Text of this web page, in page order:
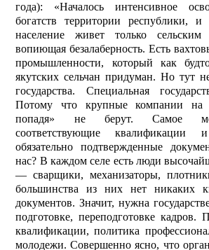
года): «Началось интенсивное
богатств территории республики,
население живет только сельским
вопиющая безалаберность. Есть
промышленности, который как
якутских сельчан придуман. Но тут
государства. Специальная
Потому что крупные компании на
попадя» не берут. Самое
соответствующие
обязательно подтвержденные
нас? В каждом селе есть люди
— сварщики, механизаторы,
большинства из них нет никаких
документов. Значит, нужна
подготовке, переподготовке
квалификации, политика
молодежи. Совершенно ясно, что